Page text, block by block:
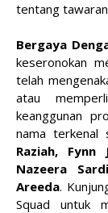
tentang tawaran
Bergaya
keseronokan
telah
atau
keanggunan
nama terkenal
Raziah, Fynn
Nazeera
Areeda.
Squad untuk